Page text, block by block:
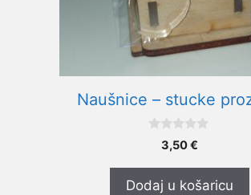
Naušnice – stucke
3,50€
Dodaj u košaricu